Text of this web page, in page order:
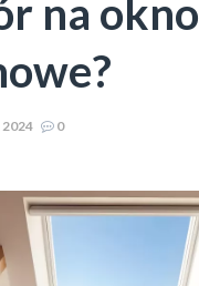
na okno
0